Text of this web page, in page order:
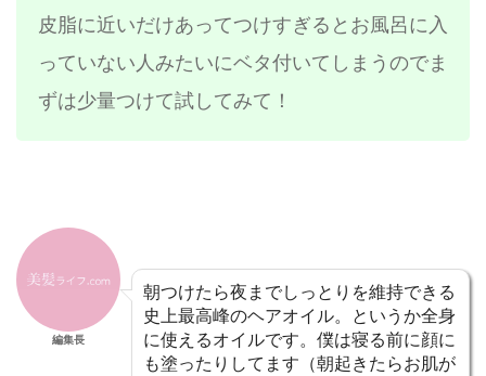
皮脂に近いだけあってつけすぎるとお風呂に入
っていない人みたいにベタ付いてしまうのでま
ずは少量つけて試してみて！
編集長
朝つけたら夜までしっとりを維持できる
史上最高峰のヘアオイル。というか全身
に使えるオイルです。僕は寝る前に顔に
も塗ったりしてます（朝起きたらお肌が